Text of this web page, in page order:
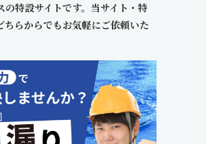
の特設サイトです。当サイト・特
ちらからでもお気軽にご依頼いた